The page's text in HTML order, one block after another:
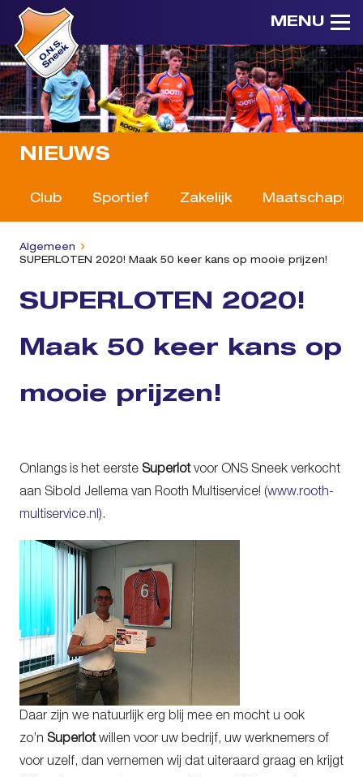
MENU
NIEUWS
Club Sportief Zakelijk
Algemeen
SUPERLOTEN 2020! Maak 50 keer kans op mooie prijzen!
SUPERLOTEN 2020!
Maak 50 keer kans op
mooie prijzen!
Onlangs is het eerste Superlotvoor ONS Sneek verkocht
aan Sibold Jellema van Rooth Multiservice! (www.rooth-
multiservice.nl).
Daar zijn we natuurlijk erg blij mee en mocht u ook
zo’n Superlotwillen voor uw bedrijf, uw werknemers of
voor uzelf, dan vernemen wij dat uiteraard graag en krijgt